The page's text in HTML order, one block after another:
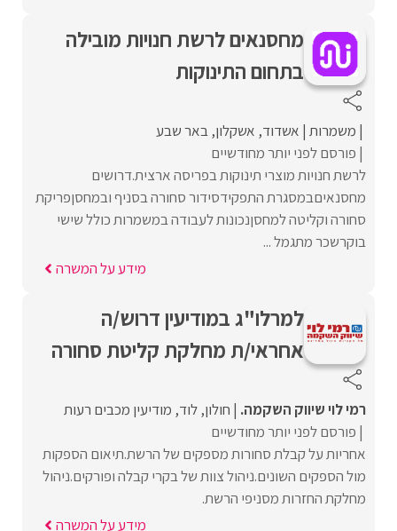
מחסנאים לרשת חנויות מובילה
בתחום התינוקות
משמרות אשדוד אשקלון באר שבע
פורסם לפני יותר מחודשיים
לרשת חנויות מוצרי תינוקות בפריסה ארצית.דרושים
מחסנאיםבמסגרת התפקידסידור סחורה בסניף ובמחסןפריקת
סחורה וקליטה למחסןנכונות לעבודה במשמרות כולל שישי
בוקרשכר מתגמל ...
מידע על המשרה
למרלו"ג במודיעין דרוש/ה
אחראי/ת מחלקת קליטת סחורה
רמי לוי שיווק השקמה. חולון לוד מודיעין מכבים רעות
פורסם לפני יותר מחודשיים
אחריות על קבלת סחורות מספקים של הרשת.תיאום הספקות
מול הספקים השונים.ניהול צוות של בקרי קבלה ופורקים.ניהול
מחלקת החזרות מסניפי הרשת.
מידע על המשרה